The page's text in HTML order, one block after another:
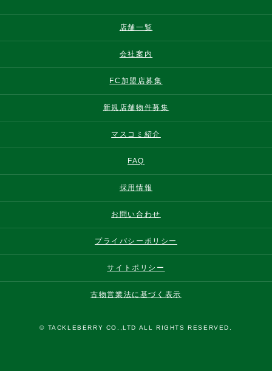
店舗一覧
会社案内
FC加盟店募集
新規店舗物件募集
マスコミ紹介
FAQ
採用情報
お問い合わせ
プライバシーポリシー
サイトポリシー
古物営業法に基づく表示
© TACKLEBERRY CO.,LTD ALL RIGHTS RESERVED.